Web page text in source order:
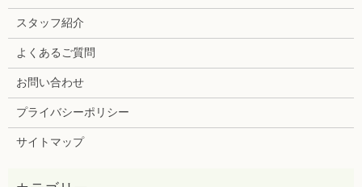
スタッフ紹介
よくあるご質問
お問い合わせ
プライバシーポリシー
サイトマップ